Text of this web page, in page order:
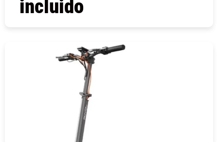
incluido